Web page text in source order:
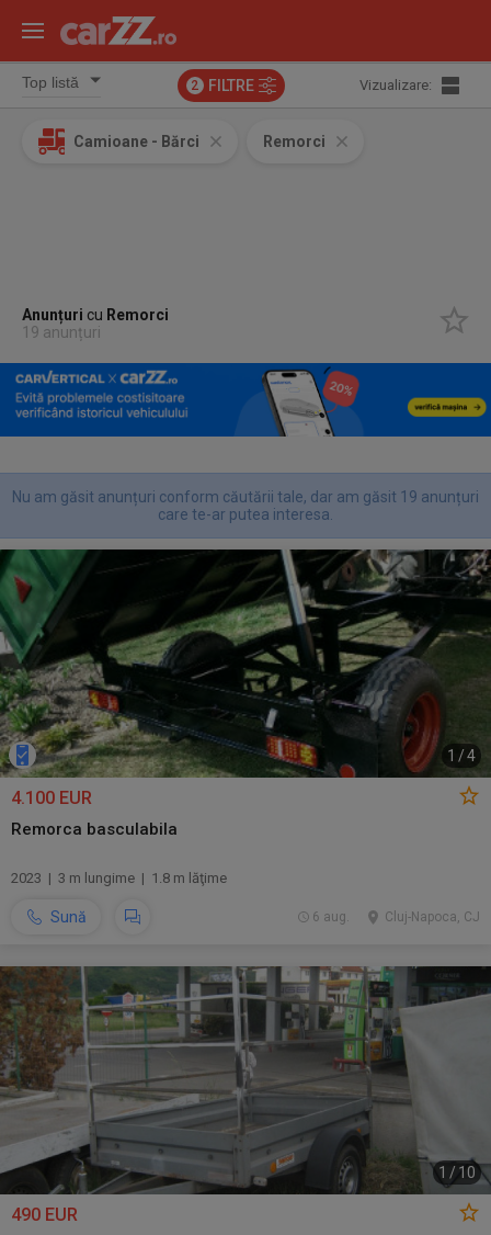
2 FILTRE Vizualizare:
Camioane - Bărci Remorci
Anunțuri cu Remorci
19 anunțuri
Nu am găsit anunțuri conform căutării tale, dar am găsit 19 anunțuri
care te-ar putea interesa.
1 /4
4.100 EUR
Remorca basculabila
2023 | 3 m lungime | 1.8 m lăţime
Sună Cluj-Napoca, CJ
6 aug.
1 / 10
490 EUR